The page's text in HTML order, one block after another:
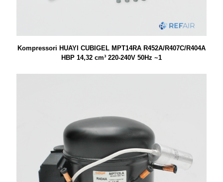
Kompressori HUAYI CUBIGEL MPT14RA R452A/R407C/R404A
HBP 14,32 cm³ 220-240V 50Hz ~1